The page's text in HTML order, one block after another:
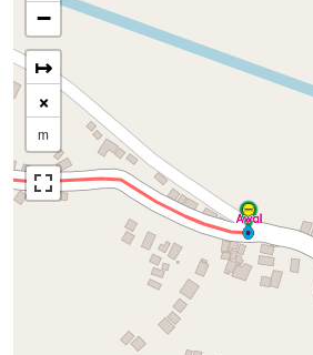
−
↦
×
m